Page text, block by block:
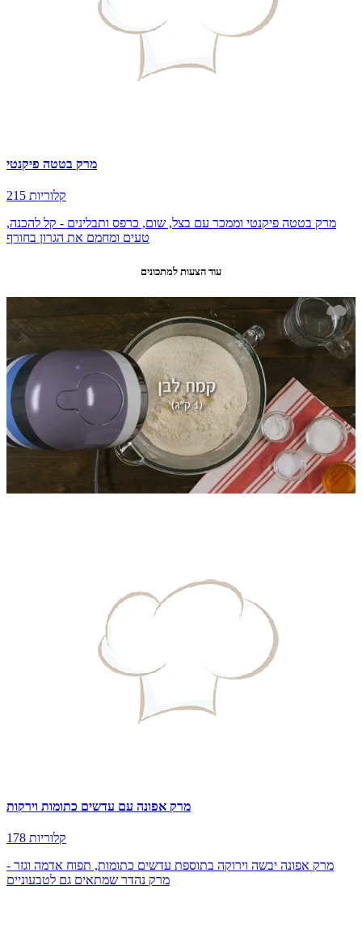
מרק בטטה פיקנטי
215 קלוריות
מרק בטטה פיקנטי וממכר עם בצל, שום, כרפס ותבלינים - קל להכנה,
טעים ומחמם את הגרון בחורף
עוד הצעות למתכונים
מרק אפונה עם עדשים כתומות וירקות
178 קלוריות
מרק אפונה יבשה וירוקה בתוספת עדשים כתומות, תפוח אדמה וגזר -
מרק נהדר שמתאים גם לטבעוניים